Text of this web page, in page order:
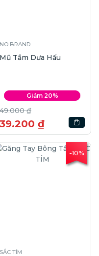
NO BRAND
Mũ Tắm Dưa Hấu
Giảm 20%
49.000 ₫
39.200 ₫
-10%
SẮC TÍM